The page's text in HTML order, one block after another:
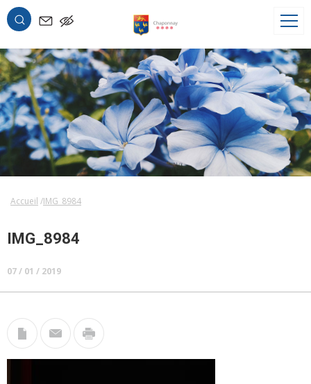
OK
Accueil IMG_8984
IMG_8984
07 / 01 / 2019